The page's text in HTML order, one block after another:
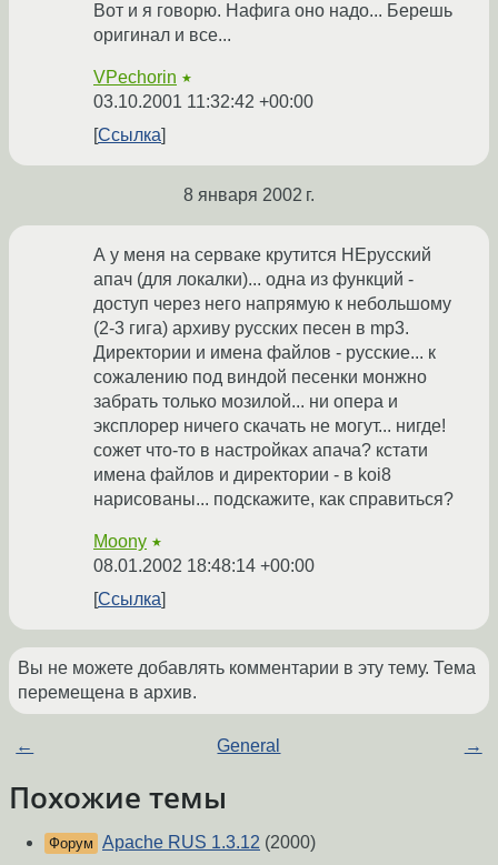
Вот и я говорю. Нафига оно надо... Берешь
оригинал и все...
VPechorin ★
03.10.2001 11:32:42 +00:00
Ссылка
8 января 2002 г.
А у меня на серваке крутится НЕрусский
апач (для локалки)... одна из функций -
доступ через него напрямую к небольшому
(2-3 гига) архиву русских песен в mp3.
Директории и имена файлов - русские... к
сожалению под виндой песенки монжно
забрать только мозилой... ни опера и
эксплорер ничего скачать не могут... нигде!
сожет что-то в настройках апача? кстати
имена файлов и директории - в koi8
нарисованы... подскажите, как справиться?
Moony ★
08.01.2002 18:48:14 +00:00
Ссылка
Вы не можете добавлять комментарии в эту тему. Тема
перемещена в архив.
← General →
Похожие темы
Форум Apache RUS 1.3.12 (2000)